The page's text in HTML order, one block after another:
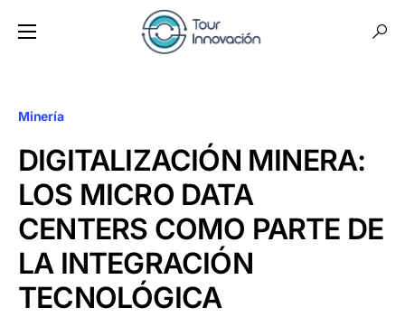
Minería
DIGITALIZACIÓN MINERA:
LOS MICRO DATA
CENTERS COMO PARTE DE
LA INTEGRACIÓN
TECNOLÓGICA